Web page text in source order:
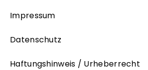
Impressum
Datenschutz
Haftungshinweis / Urheberrecht